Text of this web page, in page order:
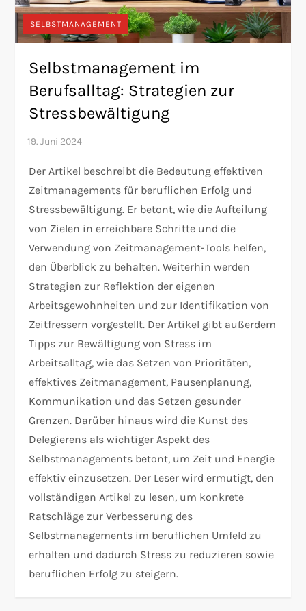
SELBSTMANAGEMENT
Selbstmanagement im
Berufsalltag: Strategien zur
Stressbewältigung
Der Artikel beschreibt die Bedeutung effektiven
Zeitmanagements für beruflichen Erfolg und
Stressbewältigung. Er betont, wie die Aufteilung
von Zielen in erreichbare Schritte und die
Verwendung von Zeitmanagement-Tools helfen,
den Überblick zu behalten. Weiterhin werden
Strategien zur Reflektion der eigenen
Arbeitsgewohnheiten und zur Identifikation von
Zeitfressern vorgestellt. Der Artikel gibt außerdem
Tipps zur Bewältigung von Stress im
Arbeitsalltag, wie das Setzen von Prioritäten,
effektives Zeitmanagement, Pausenplanung,
Kommunikation und das Setzen gesunder
Grenzen. Darüber hinaus wird die Kunst des
Delegierens als wichtiger Aspekt des
Selbstmanagements betont, um Zeit und Energie
effektiv einzusetzen. Der Leser wird ermutigt, den
vollständigen Artikel zu lesen, um konkrete
Ratschläge zur Verbesserung des
Selbstmanagements im beruflichen Umfeld zu
erhalten und dadurch Stress zu reduzieren sowie
beruflichen Erfolg zu steigern.